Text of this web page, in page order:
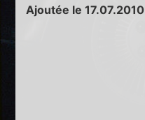
Ajoutée le 17.07.2010